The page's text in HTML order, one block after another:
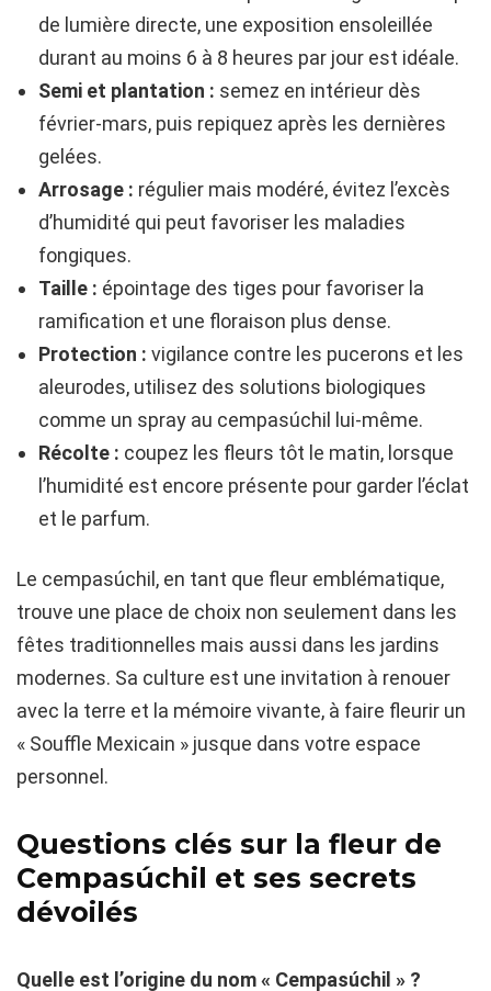
de lumière directe, une exposition ensoleillée
durant au moins 6 à 8 heures par jour est idéale.
Semi et plantation : semez en intérieur dès
février-mars, puis repiquez après les dernières
gelées.
Arrosage : régulier mais modéré, évitez l’excès
d’humidité qui peut favoriser les maladies
fongiques.
Taille : épointage des tiges pour favoriser la
ramification et une floraison plus dense.
Protection : vigilance contre les pucerons et les
aleurodes, utilisez des solutions biologiques
comme un spray au cempasúchil lui-même.
Récolte : coupez les fleurs tôt le matin, lorsque
l’humidité est encore présente pour garder l’éclat
et le parfum.
Le cempasúchil, en tant que fleur emblématique,
trouve une place de choix non seulement dans les
fêtes traditionnelles mais aussi dans les jardins
modernes. Sa culture est une invitation à renouer
avec la terre et la mémoire vivante, à faire fleurir un
« Souffle Mexicain » jusque dans votre espace
personnel.
Questions clés sur la fleur de
Cempasúchil et ses secrets
dévoilés
Quelle est l’origine du nom « Cempasúchil » ?